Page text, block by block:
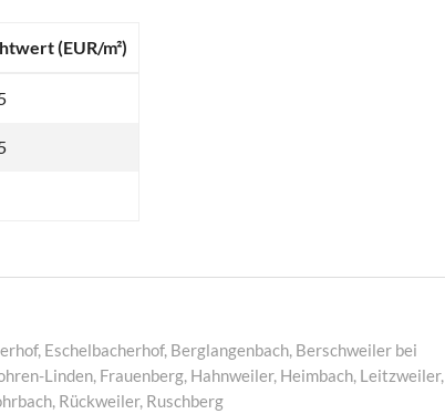
(EUR/m²)
Eschelbacherhof, Berglangenbach, Berschweiler bei
Linden, Frauenberg, Hahnweiler, Heimbach, Leitzweiler,
Rückweiler, Ruschberg